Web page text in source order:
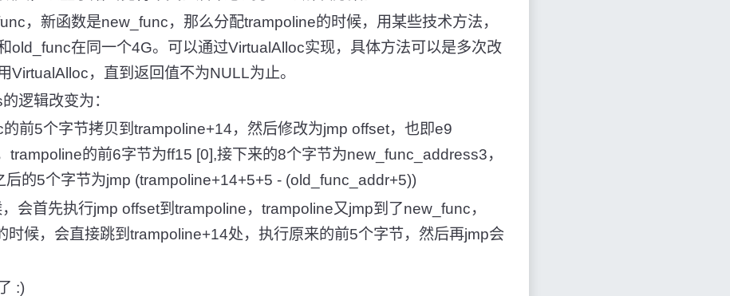
，新函数是new_func，那么分配trampoline的时候，用某些技术方法，
old_func在同一个4G。可以通过VirtualAlloc实现，具体方法可以是多次改
VirtualAlloc，直到返回值不为NULL为止。
逻辑改变为：
前5个字节拷贝到trampoline+14，然后修改为jmp offset，也即e9
trampoline的前6字节为ff15 [0],接下来的8个字节为new_func_address3，
的5个字节为jmp (trampoline+14+5+5 - (old_func_addr+5))
会首先执行jmp offset到trampoline，trampoline又jmp到了new_func，
时候，会直接跳到trampoline+14处，执行原来的前5个字节，然后再jmp会
:)